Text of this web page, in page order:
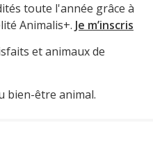
toute l'année grâce à
Animalis+. Je m’inscris
et animaux de
bien-être animal.